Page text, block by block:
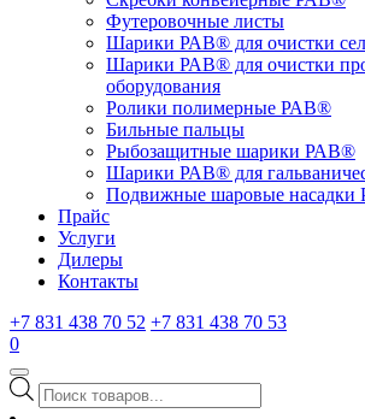
Футеровочные листы
Шарики РАВ® для очистки
Шарики РАВ® для очистки
оборудования
Ролики полимерные РАВ®
Бильные пальцы
Рыбозащитные шарики РАВ®
Шарики РАВ® для
Подвижные шаровые
Прайс
Услуги
Дилеры
Контакты
+7 831 438 70 52 +7 831 438 70 53
0
Поиск
товаров